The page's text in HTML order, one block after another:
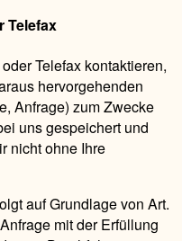
Telefax
Telefax kontaktieren,
hervorgehenden
Anfrage) zum Zwecke
uns gespeichert und
nicht ohne Ihre
auf Grundlage von Art.
mit der Erfüllung